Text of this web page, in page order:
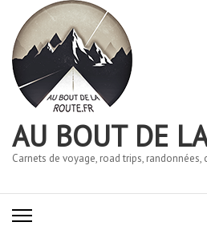
AU BOUT DE
Carnets de voyage, road trips, randonnées,